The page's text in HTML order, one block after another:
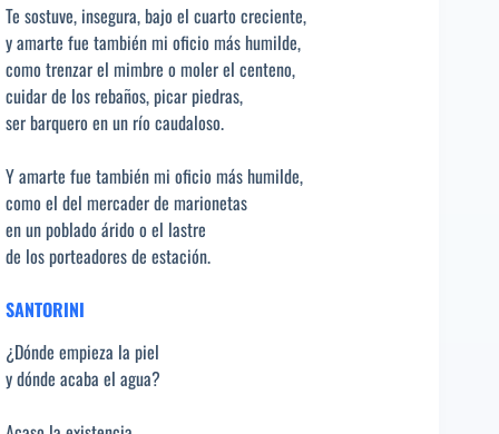
Te sostuve, insegura, bajo el cuarto creciente,
y amarte fue también mi oficio más humilde,
como trenzar el mimbre o moler el centeno,
cuidar de los rebaños, picar piedras,
ser barquero en un río caudaloso.
Y amarte fue también mi oficio más humilde,
como el del mercader de marionetas
en un poblado árido o el lastre
de los porteadores de estación.
SANTORINI
¿Dónde empieza la piel
y dónde acaba el agua?